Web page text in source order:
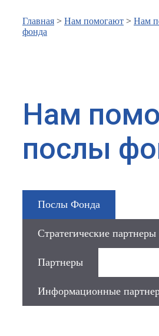
Главная > Нам помогают > Нам
фонда
Нам
послы
Послы Фонда
Стратегические партнеры
Партнеры
Информационные